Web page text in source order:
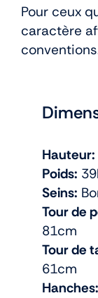
Pour ceux
caractère
Hauteur:
Poids:
Seins:
Tour de
81cm
Tour de
61cm
Hanches: